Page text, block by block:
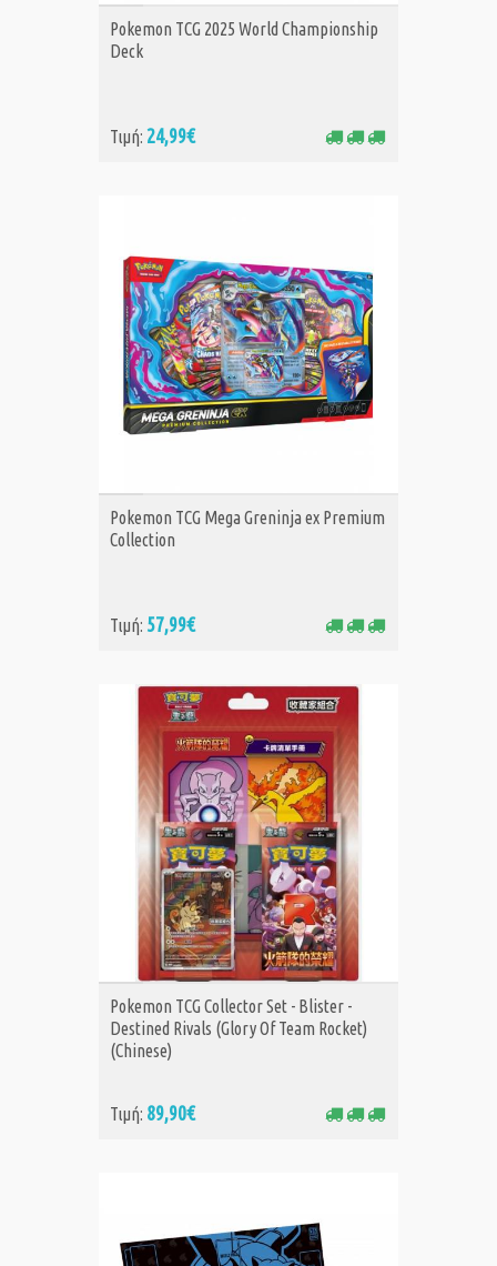
ΑΓΟΡΑ
Pokemon TCG 2025 World Championship
Deck
Τιμή: 24,99€
ΑΓΟΡΑ
Pokemon TCG Mega Greninja ex Premium
Collection
Τιμή: 57,99€
ΑΓΟΡΑ
Pokemon TCG Collector Set - Blister -
Destined Rivals (Glory Of Team Rocket)
(Chinese)
Τιμή: 89,90€